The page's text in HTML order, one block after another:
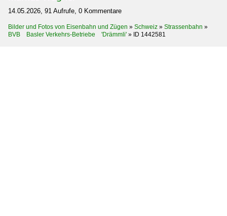
14.05.2026, 91 Aufrufe, 0 Kommentare
Bilder und Fotos von Eisenbahn und Zügen » Schweiz » Strassenbahn »
BVB Basler Verkehrs-Betriebe 'Drämmli' » ID 1442581